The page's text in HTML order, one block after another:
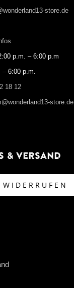
store.de
p.m. – 6:00 p.m
– 6:00 p.m.
18 12
store.de
& Versand